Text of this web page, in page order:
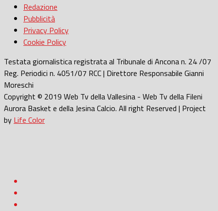
Redazione
Pubblicità
Privacy Policy
Cookie Policy
Testata giornalistica registrata al Tribunale di Ancona n. 24 /07
Reg. Periodici n. 4051/07 RCC | Direttore Responsabile Gianni
Moreschi
Copyright © 2019 Web Tv della Vallesina - Web Tv della Fileni
Aurora Basket e della Jesina Calcio. All right Reserved | Project
by Life Color